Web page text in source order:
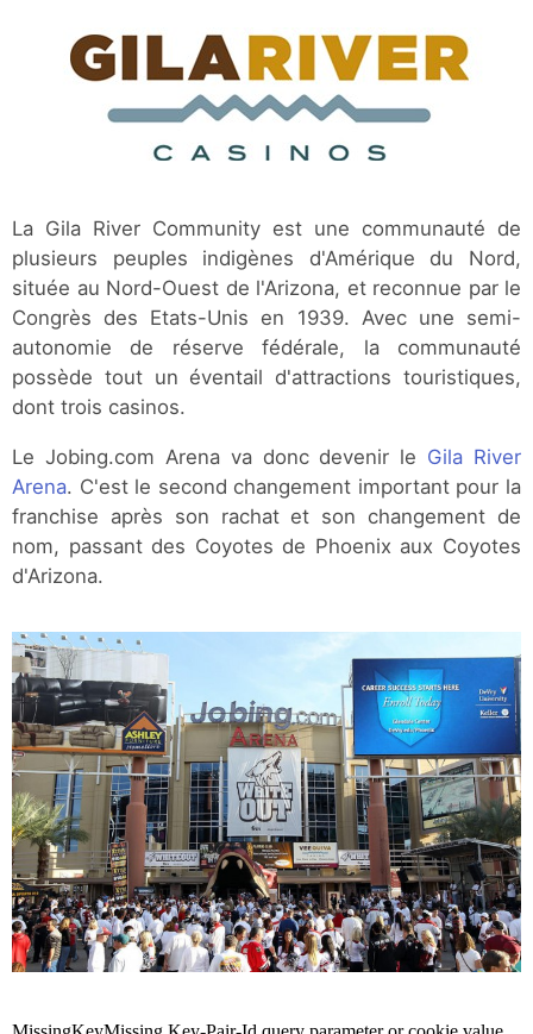
La Gila River Community est une communauté de
plusieurs peuples indigènes d'Amérique du Nord,
située au Nord-Ouest de l'Arizona, et reconnue par le
Congrès des Etats-Unis en 1939. Avec une semi-
autonomie de réserve fédérale, la communauté
possède tout un éventail d'attractions touristiques,
dont trois casinos.
Le Jobing.com Arena va donc devenir le Gila River
Arena. C'est le second changement important pour la
franchise après son rachat et son changement de
nom, passant des Coyotes de Phoenix aux Coyotes
d'Arizona.